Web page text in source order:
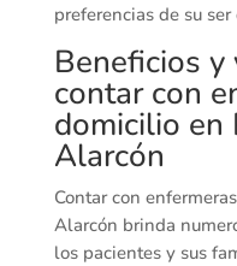
preferencias de su ser
Beneficios y
contar con
domicilio en
Alarcón
Contar con
Alarcón brinda
los pacientes y sus